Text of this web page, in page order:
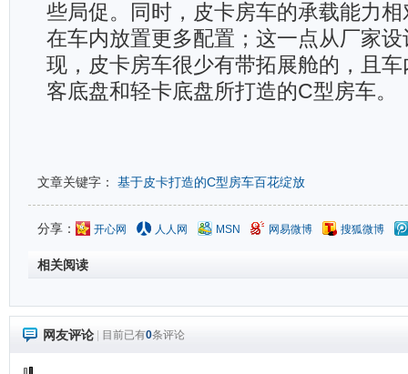
些局促。同时，皮卡房车的承载能力
在车内放置更多配置；这一点从厂家
现，皮卡房车很少有带拓展舱的，且
客底盘和轻卡底盘所打造的C型房车。
文章关键字： 基于皮卡打造的C型房车百花绽放
分享： 开心网 人人网 MSN 网易微博 搜狐微博
相关阅读
网友评论 目前已有0条评论